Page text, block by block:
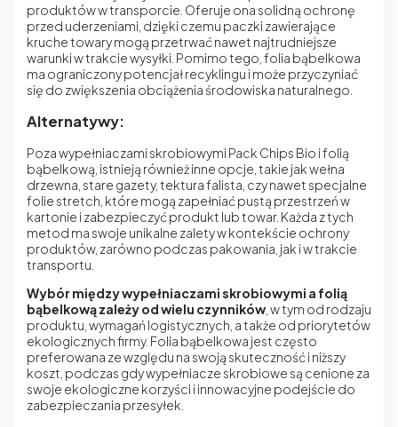
produktów w transporcie. Oferuje ona solidną ochronę
przed uderzeniami, dzięki czemu paczki zawierające
kruche towary mogą przetrwać nawet najtrudniejsze
warunki w trakcie wysyłki. Pomimo tego, folia bąbelkowa
ma ograniczony potencjał recyklingu i może przyczyniać
się do zwiększenia obciążenia środowiska naturalnego.
Alternatywy:
Poza wypełniaczami skrobiowymi Pack Chips Bio i folią
bąbelkową, istnieją również inne opcje, takie jak wełna
drzewna, stare gazety, tektura falista, czy nawet specjalne
folie stretch, które mogą zapełniać pustą przestrzeń w
kartonie i zabezpieczyć produkt lub towar. Każda z tych
metod ma swoje unikalne zalety w kontekście ochrony
produktów, zarówno podczas pakowania, jak i w trakcie
transportu.
Wybór między wypełniaczami skrobiowymi a folią
bąbelkową zależy od wielu czynników, w tym od rodzaju
produktu, wymagań logistycznych, a także od priorytetów
ekologicznych firmy. Folia bąbelkowa jest często
preferowana ze względu na swoją skuteczność i niższy
koszt, podczas gdy wypełniacze skrobiowe są cenione za
swoje ekologiczne korzyści i innowacyjne podejście do
zabezpieczania przesyłek.